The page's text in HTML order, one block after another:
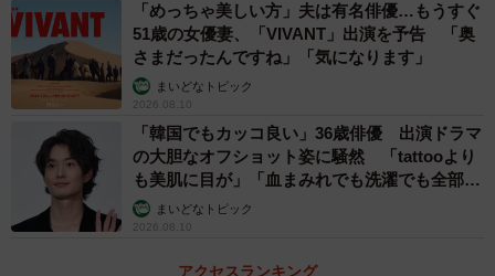
「めっちゃ美しい方」夫は有名俳優…もうすぐ
51歳の女優妻、「VIVANT」出演を予告 「奥
さまだったんですね」「気になります」
まいどなトピック
2026.08.10
「韓国でもカッコ良い」36歳俳優 出演ドラマ
の大胆なオフショット姿に騒然 「tattooより
も美肌に目が」「血まみれでも洗濯でも全部か
っこいい」
まいどなトピック
2026.08.10
アクセスランキング